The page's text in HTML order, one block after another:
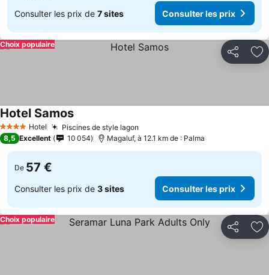
Consulter les prix de 7 sites Consulter les prix
Partager
Choix populaire
4 Étoiles Hotel Piscines de style lagon
Hotel Samos
8,5 Excellent 10 054 Magaluf, à 12.1 km de : Palma
De 57 €
Consulter les prix de 3 sites Consulter les prix
Partager
Choix populaire